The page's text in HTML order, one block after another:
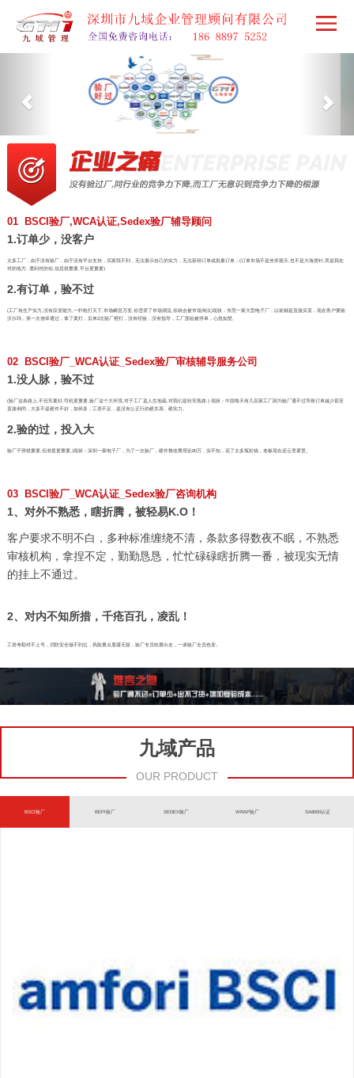
01 BSCI验厂,WCA认证,Sedex验厂辅导顾问
1.订单少，没客户
太多工厂，由于没有验厂，由于没有平台支持，买家找不到，无法展示自己的实力，无法获得订单或批量订单；(订单市场不是坐井观天,也不是大海捞针,而是我在
对的地方, 遇到对的你,信息很重要,平台更重要)
2.有订单，验不过
(工厂有生产实力,没有应变能力,一杆枪打天下,市场瞬息万变,你违背了市场潮流,你就会被市场淘汰)现状：东莞一家大型电子厂，以前都是直接买卖，现在客户要验
沃尔玛，第一次侥幸通过，拿了黄灯，后来2次验厂橙灯，没有经验，没有指导，工厂面临被停单，心急如焚。
02 BSCI验厂_WCA认证_Sedex验厂审核辅导服务公司
1.没人脉，验不过
(验厂这条路上,不但车要好,司机更重要,验厂这个大环境,对于工厂是人生地疏,对我们是轻车熟路.) 现状：中国每天有几百家工厂因为验厂通不过导致订单减少甚至
直接倒闭，大多不是硬件不好，加班多，工资不足，是没有公正行的硬关系、硬实力。
2.验的过，投入大
验厂子弹很重要,但准星更重要,)现状：深圳一家电子厂，为了一次验厂，硬件整改费用近80万，实不知，花了太多冤枉钱，老板现在还云里雾里。
03 BSCI验厂_WCA认证_Sedex验厂咨询机构
1、对外不熟悉，瞎折腾，被轻易K.O！
客户要求不明不白，多种标准缠绕不清，条款多得数夜不眠，不熟悉
审核机构，拿捏不定，勤勤恳恳，忙忙碌碌瞎折腾一番，被现实无情
的挂上不通过。
2、对内不知所措，千疮百孔，凌乱！
工资考勤对不上号，消防安全做不到位，风险重点显露无疑，验厂专员轮番出走，一谈验厂全员色变。
九域产品
OUR PRODUCT
BSCI验厂 BEPI验厂 SEDEX验厂 WRAP验厂 SA8000认证